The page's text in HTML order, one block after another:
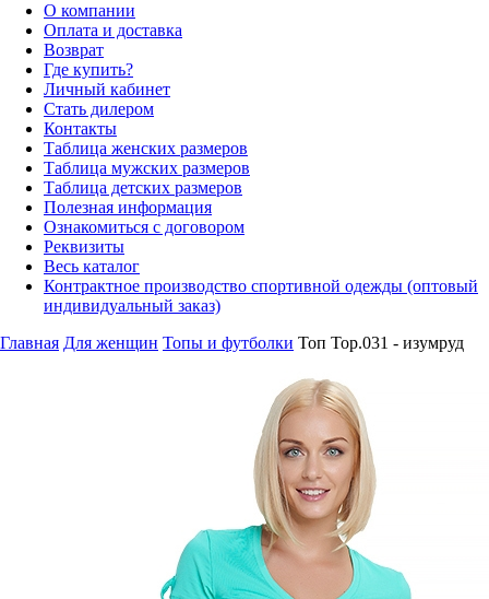
О компании
Оплата и доставка
Возврат
Где купить?
Личный кабинет
Стать дилером
Контакты
Таблица женских размеров
Таблица мужских размеров
Таблица детских размеров
Полезная информация
Ознакомиться с договором
Реквизиты
Весь каталог
Контрактное производство спортивной одежды (оптовый
индивидуальный заказ)
Главная Для женщин Топы и футболки Топ Top.031 - изумруд